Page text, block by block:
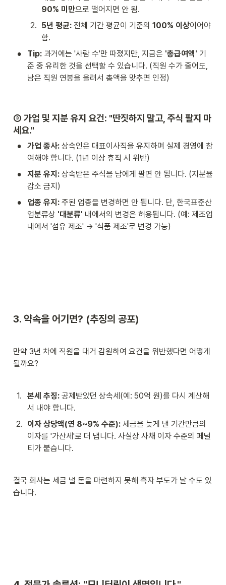
90% 미만으로 떨어지면 안 됨.
2. 5년 평균: 전체 기간 평균이 기준의 100% 이상이어야
함.
• Tip: 과거에는 '사람 수'만 따졌지만, 지금은 '총급여액' 기
준 중 유리한 것을 선택할 수 있습니다. (직원 수가 줄어도,
남은 직원 연봉을 올려서 총액을 맞추면 인정)
③ 가업 및 지분 유지 요건: "딴짓하지 말고, 주식 팔지 마
세요."
• 가업 종사: 상속인은 대표이사직을 유지하며 실제 경영에 참
여해야 합니다. (1년 이상 휴직 시 위반)
• 지분 유지: 상속받은 주식을 남에게 팔면 안 됩니다. (지분율
감소 금지)
• 업종 유지: 주된 업종을 변경하면 안 됩니다. 단, 한국표준산
업분류상 '대분류' 내에서의 변경은 허용됩니다. (예: 제조업
내에서 '섬유 제조' → '식품 제조'로 변경 가능)
3. 약속을 어기면? (추징의 공포)
만약 3년 차에 직원을 대거 감원하여 요건을 위반했다면 어떻게
될까요?
1. 본세 추징: 공제받았던 상속세(예: 50억 원)를 다시 계산해
서 내야 합니다.
2. 이자 상당액(연 8~9% 수준): 세금을 늦게 낸 기간만큼의
이자를 '가산세'로 더 냅니다. 사실상 사채 이자 수준의 페널
티가 붙습니다.
결국 회사는 세금 낼 돈을 마련하지 못해 흑자 부도가 날 수도 있
습니다.